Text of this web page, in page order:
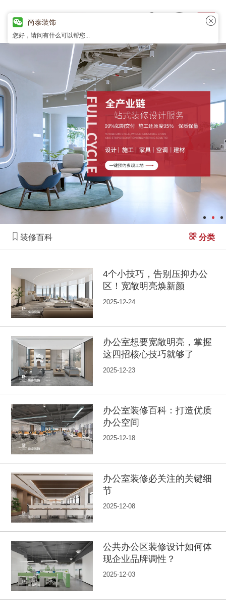
装修百科 分类
4个小技巧，告别压抑办公
区！宽敞明亮焕新颜
2025-12-24
办公室想要宽敞明亮，掌握
这四招核心技巧就够了
2025-12-23
办公室装修百科：打造优质
办公空间
2025-12-18
办公室装修必关注的关键细
节
2025-12-08
公共办公区装修设计如何体
现企业品牌调性？
2025-12-03
尚泰装饰
您好，请问有什么可以帮您...